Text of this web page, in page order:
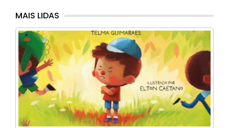
MAIS LIDAS